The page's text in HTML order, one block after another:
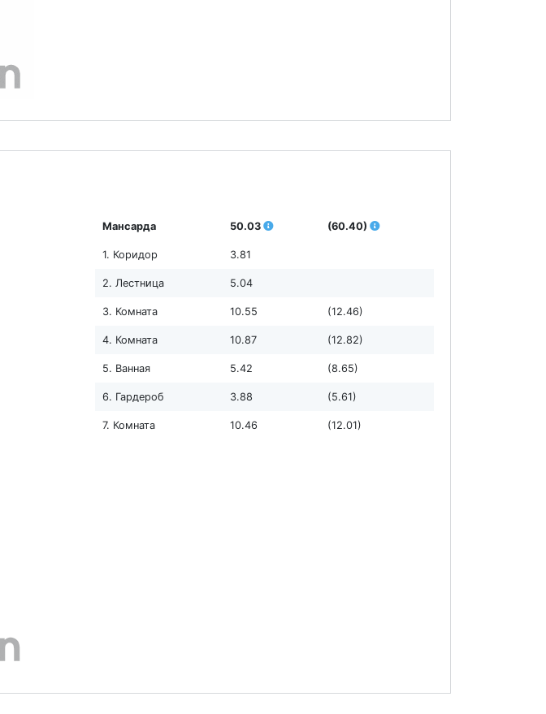
Мансарда 50.03 (60.40)
1. Коридор 3.81
2. Лестница 5.04
3. Комната 10.55 (12.46)
4. Комната 10.87 (12.82)
5. Ванная 5.42 (8.65)
6. Гардероб 3.88 (5.61)
7. Комната 10.46 (12.01)